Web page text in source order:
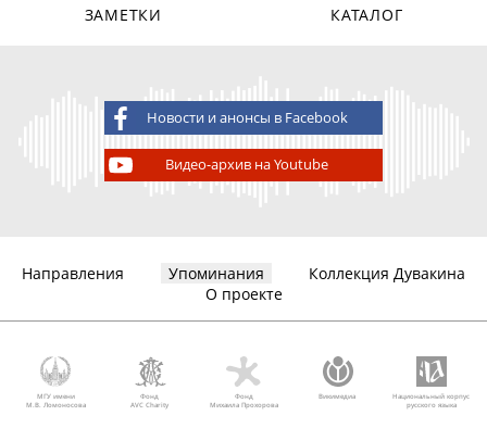
ЗАМЕТКИ
КАТАЛОГ
Новости и анонсы в Facebook
Видео-архив на Youtube
Направления Упоминания
Коллекция Дувакина
О проекте
МГУ имени
М.В. Ломоносова
Фонд
AVC Charity
Фонд
Михаила Прохорова
Викимедиа
Национальный корпус
русского языка